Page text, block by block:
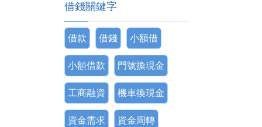
借錢關鍵字
借款 借錢 小額借
小額借款 門號換現金
工商融資 機車換現金
資金需求 資金周轉